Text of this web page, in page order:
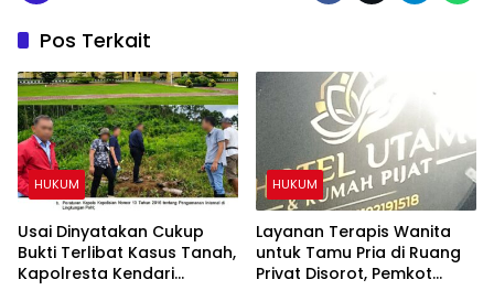
Pos Terkait
HUKUM
Usai Dinyatakan Cukup
Bukti Terlibat Kasus Tanah,
Kapolresta Kendari
HUKUM
Layanan Terapis Wanita
untuk Tamu Pria di Ruang
Privat Disorot, Pemkot